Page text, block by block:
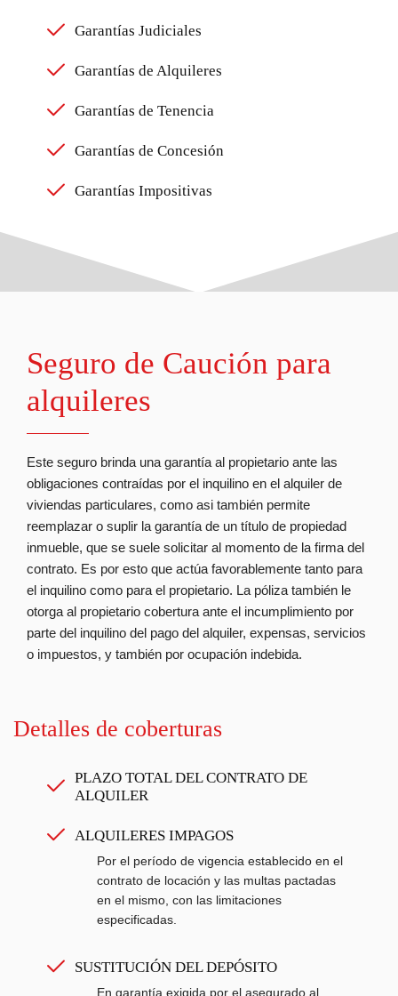
Garantías Judiciales
Garantías de Alquileres
Garantías de Tenencia
Garantías de Concesión
Garantías Impositivas
Seguro de Caución para
alquileres
Este seguro brinda una garantía al propietario ante las
obligaciones contraídas por el inquilino en el alquiler de
viviendas particulares, como asi también permite
reemplazar o suplir la garantía de un título de propiedad
inmueble, que se suele solicitar al momento de la firma del
contrato. Es por esto que actúa favorablemente tanto para
el inquilino como para el propietario. La póliza también le
otorga al propietario cobertura ante el incumplimiento por
parte del inquilino del pago del alquiler, expensas, servicios
o impuestos, y también por ocupación indebida.
Detalles de coberturas
PLAZO TOTAL DEL CONTRATO DE
ALQUILER
ALQUILERES IMPAGOS
Por el período de vigencia establecido en el
contrato de locación y las multas pactadas
en el mismo, con las limitaciones
especificadas.
SUSTITUCIÓN DEL DEPÓSITO
En garantía exigida por el asegurado al